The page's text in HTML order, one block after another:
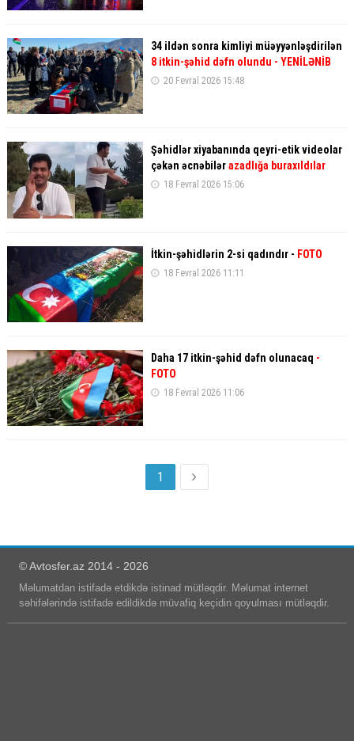
34 ildən sonra kimliyi müəyyənləşdirilən
8 itkin-şəhid dəfn olundu - YENİLƏNİB
20 Fevral 2026 15:48
Şəhidlər xiyabanında qeyri-etik videolar
çəkən əcnəbilərazadlığa buraxıldılar
18 Fevral 2026 15:06
İtkin-şəhidlərin 2-si qadındır - FOTO
18 Fevral 2026 11:11
Daha 17 itkin-şəhid dəfn olunacaq -
FOTO
18 Fevral 2026 11:06
1
© Avtosfer.az 2014 - 2026
Məlumatdan istifadə etdikdə istinad mütləqdir. Məlumat internet
səhifələrində istifadə edildikdə müvafiq keçidin qoyulması mütləqdir.